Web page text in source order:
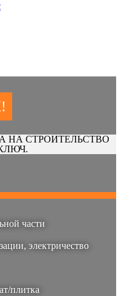
НА СТРОИТЕЛЬСТВО
части
электричество
плитка